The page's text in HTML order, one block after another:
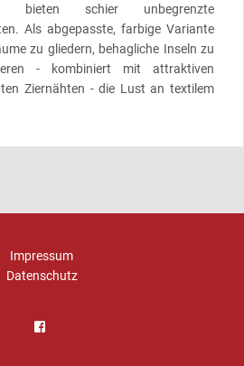
bieten schier unbegrenzte
Als abgepasste, farbige Variante
zu gliedern, behagliche Inseln zu
- kombiniert mit attraktiven
Ziernähten - die Lust an textilem
Impressum
Datenschutz